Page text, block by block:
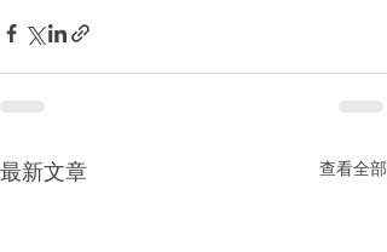
最新文章 查看全部